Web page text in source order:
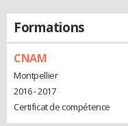
Formations
CNAM
Montpellier
2016 - 2017
Certificat de compétence